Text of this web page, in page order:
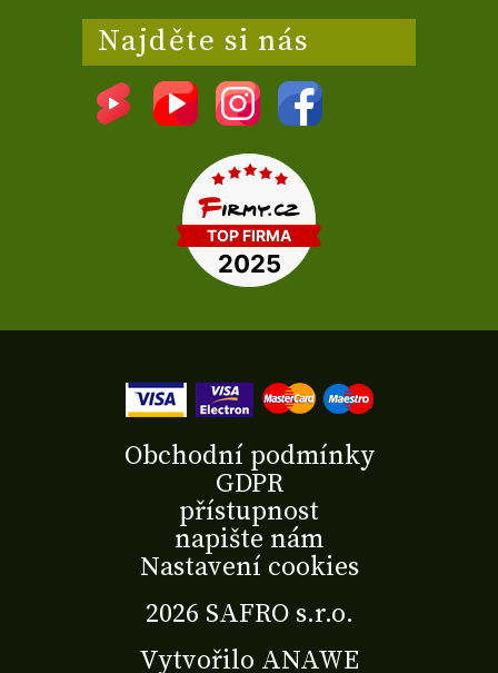
Najděte si nás
2026 SAFRO s.r.o.
Vytvořilo ANAWE
Obchodní podmínky
GDPR
přístupnost
napište nám
Nastavení cookies